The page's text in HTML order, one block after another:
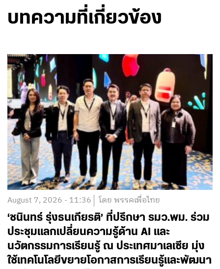
บทความที่เกี่ยวข้อง
August 7, 2026 - 11:36 โดย พรรคเพื่อไทย
‘ชนินทร์ รุ่งธนเกียรติ’ ที่ปรึกษา รมว.พม. ร่วม
ประชุมแลกเปลี่ยนความรู้ด้าน AI และ
นวัตกรรมการเรียนรู้ ณ ประเทศมาเลเซีย มุ่ง
ใช้เทคโนโลยีขยายโอกาสการเรียนรู้และพัฒนา